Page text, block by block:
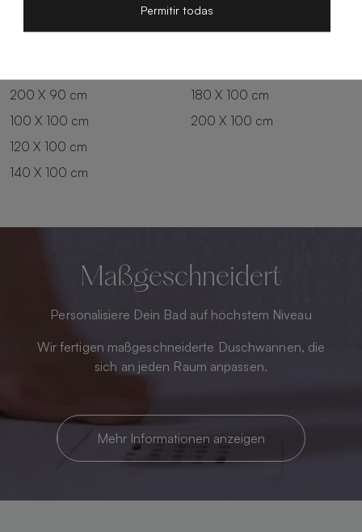
140 X 90 cm
200 X 90 cm
100 X 100 cm
120 X 100 cm
140 X 100 cm
180 X 100 cm
200 X 100 cm
Maßgeschneidert
Personalisiere Dein Bad auf höchstem Niveau
Wir fertigen maßgeschneiderte Duschwannen, die
sich an jeden Raum anpassen.
Mehr Informationen anzeigen
Permitir todas